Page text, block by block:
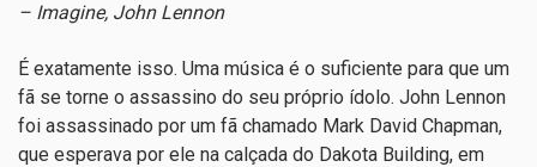
– Imagine, John Lennon
É exatamente isso. Uma música é o suficiente para que um
fã se torne o assassino do seu próprio ídolo. John Lennon
foi assassinado por um fã chamado Mark David Chapman,
que esperava por ele na calçada do Dakota Building, em